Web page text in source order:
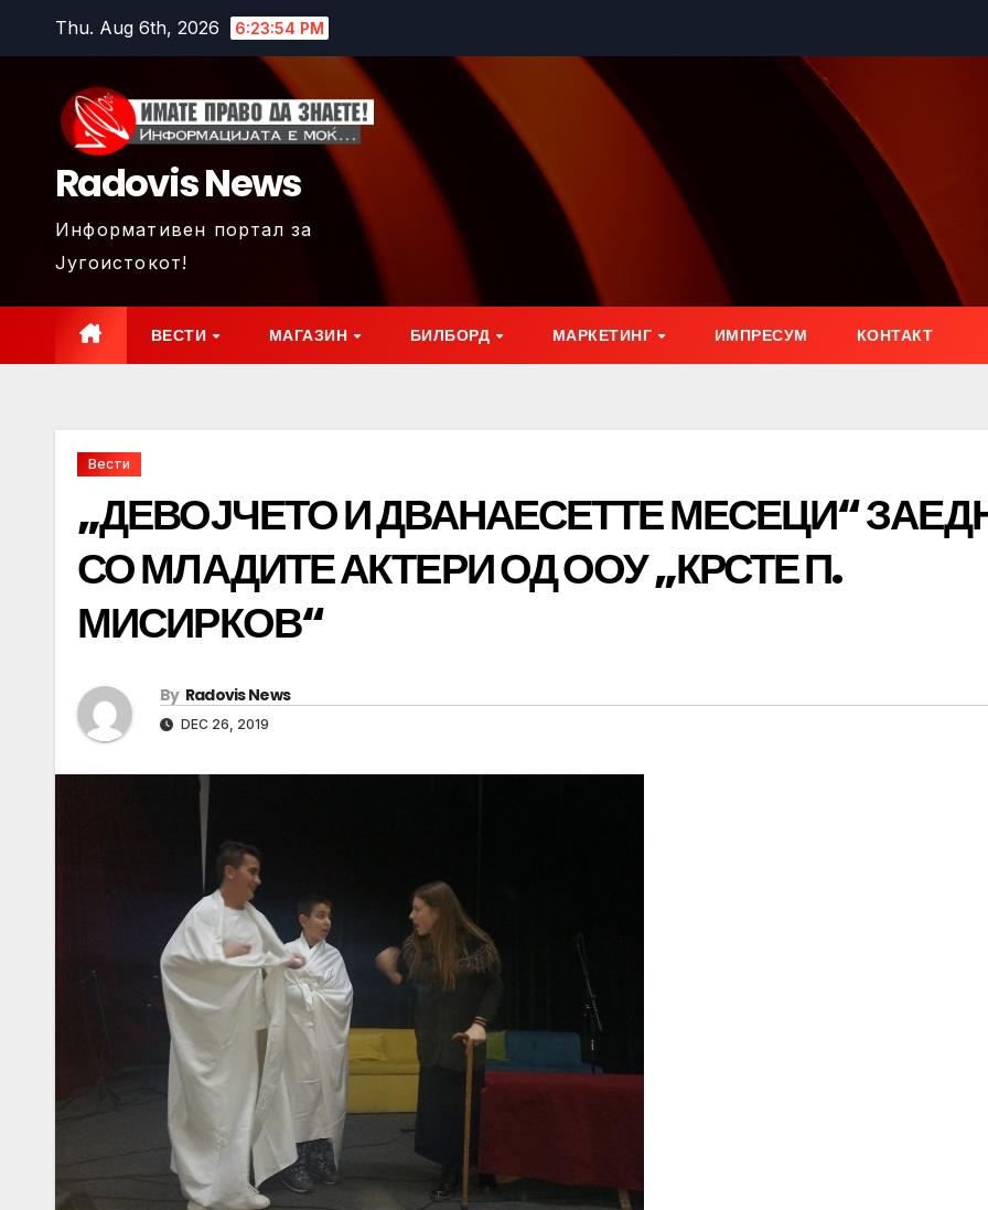
Thu. Aug 6th, 2026 6:23:56 PM
Radovis News
Информативен портал за
Југоистокот!
ВЕСТИ МАГАЗИН БИЛБОРД МАРКЕТИНГ ИМПРЕСУМ КОНТАКТ
Вести
„ДЕВОЈЧЕТО И ДВАНАЕСЕТТЕ МЕСЕЦИ“
СО МЛАДИТЕ АКТЕРИ ОД ООУ „КРСТЕ П.
МИСИРКОВ“
By Radovis News
DEC 26, 2019